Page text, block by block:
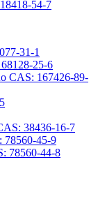
54-7
31-1
25-6
CAS: 167426-89-
38436-16-7
78560-45-9
78560-44-8